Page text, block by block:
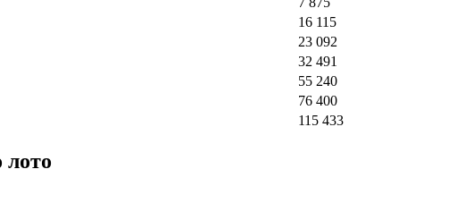
16 115
23 092
32 491
55 240
76 400
115 433
лото